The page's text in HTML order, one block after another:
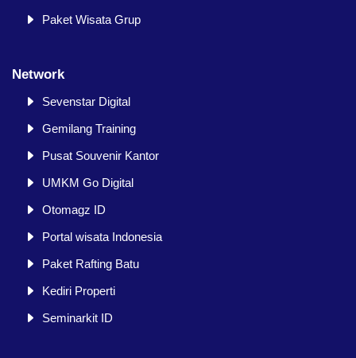
Paket Wisata Grup
Network
Sevenstar Digital
Gemilang Training
Pusat Souvenir Kantor
UMKM Go Digital
Otomagz ID
Portal wisata Indonesia
Paket Rafting Batu
Kediri Properti
Seminarkit ID